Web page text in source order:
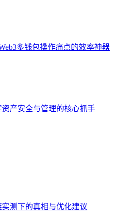
多钱包操作痛点的效率神器
产安全与管理的核心抓手
测下的真相与优化建议